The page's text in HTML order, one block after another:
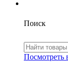
Поиск
Посмотреть